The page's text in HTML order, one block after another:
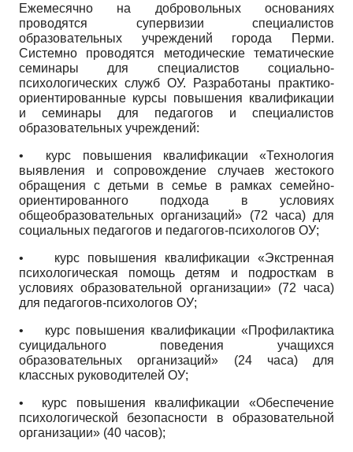
Ежемесячно на добровольных основаниях
проводятся супервизии специалистов
образовательных учреждений города Перми.
Системно проводятся методические тематические
семинары для специалистов социально-
психологических служб ОУ. Разработаны практико-
ориентированные курсы повышения квалификации
и семинары для педагогов и специалистов
образовательных учреждений:
• курс повышения квалификации «Технология
выявления и сопровождение случаев жестокого
обращения с детьми в семье в рамках семейно­
ориентированного подхода в условиях
общеобразовательных организаций» (72 часа) для
социальных педагогов и педагогов-психологов ОУ;
• курс повышения квалификации «Экстренная
психологическая помощь детям и подросткам в
условиях образовательной организации» (72 часа)
для педагогов-психологов ОУ;
• курс повышения квалификации «Профилактика
суицидального поведения учащихся
образовательных организаций» (24 часа) для
классных руководителей ОУ;
• курс повышения квалификации «Обеспечение
психологической безопасности в образовательной
организации» (40 часов);